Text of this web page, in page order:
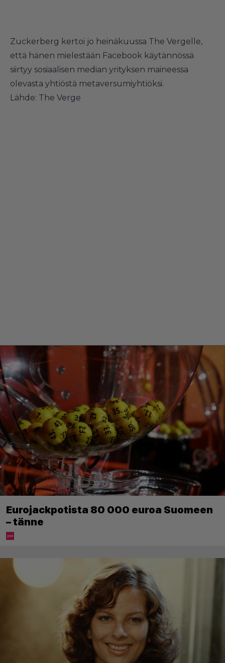
Zuckerberg kertoi jo heinäkuussa The Vergelle,
että hänen mielestään Facebook käytännössä
siirtyy sosiaalisen median yrityksen maineessa
olevasta yhtiöstä metaversumiyhtiöksi.
Lähde: The Verge
Eurojackpotista 80 000 euroa Suomeen
– tänne